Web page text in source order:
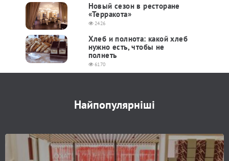
Новый сезон в ресторане
«Терракота»
2426
Хлеб и полнота: какой хлеб
нужно есть, чтобы не
полнеть
6170
Найпопулярніші